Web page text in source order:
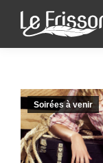
Soirées à venir